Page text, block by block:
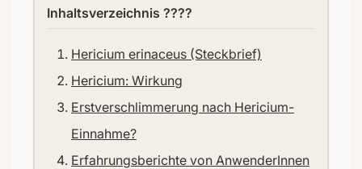
Inhaltsverzeichnis ????
Hericium erinaceus (Steckbrief)
Hericium: Wirkung
Erstverschlimmerung nach Hericium-
Einnahme?
Erfahrungsberichte von AnwenderInnen